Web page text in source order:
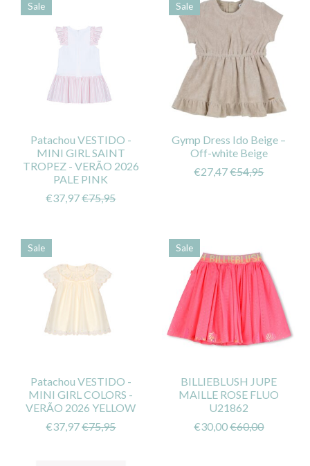
Sale
Patachou VESTIDO -
MINI GIRL SAINT
TROPEZ - VERÃO 2026
PALE PINK
€37,97€75,95
Sale
Gymp Dress Ido Beige –
Off-white Beige
€27,47€54,95
Sale
Patachou VESTIDO -
MINI GIRL COLORS -
VERÃO 2026 YELLOW
€37,97€75,95
Sale
BILLIEBLUSH JUPE
MAILLE ROSE FLUO
U21862
€30,00€60,00